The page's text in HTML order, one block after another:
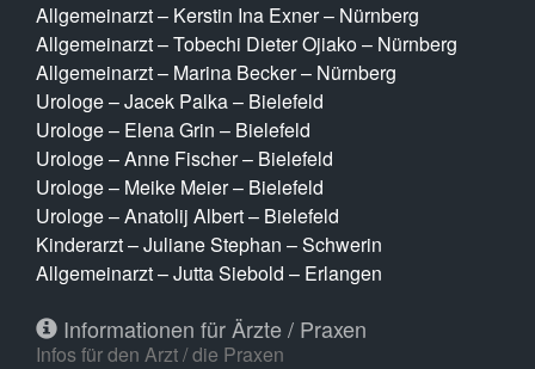
Allgemeinarzt – Kerstin Ina Exner – Nürnberg
Allgemeinarzt – Tobechi Dieter Ojiako – Nürnberg
Allgemeinarzt – Marina Becker – Nürnberg
Urologe – Jacek Palka – Bielefeld
Urologe – Elena Grin – Bielefeld
Urologe – Anne Fischer – Bielefeld
Urologe – Meike Meier – Bielefeld
Urologe – Anatolij Albert – Bielefeld
Kinderarzt – Juliane Stephan – Schwerin
Allgemeinarzt – Jutta Siebold – Erlangen
Informationen für Ärzte / Praxen
Infos für den Arzt / die Praxen